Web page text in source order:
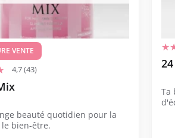
VENTE
4,7 (43)
beauté quotidien pour la
bien-être.
Ta